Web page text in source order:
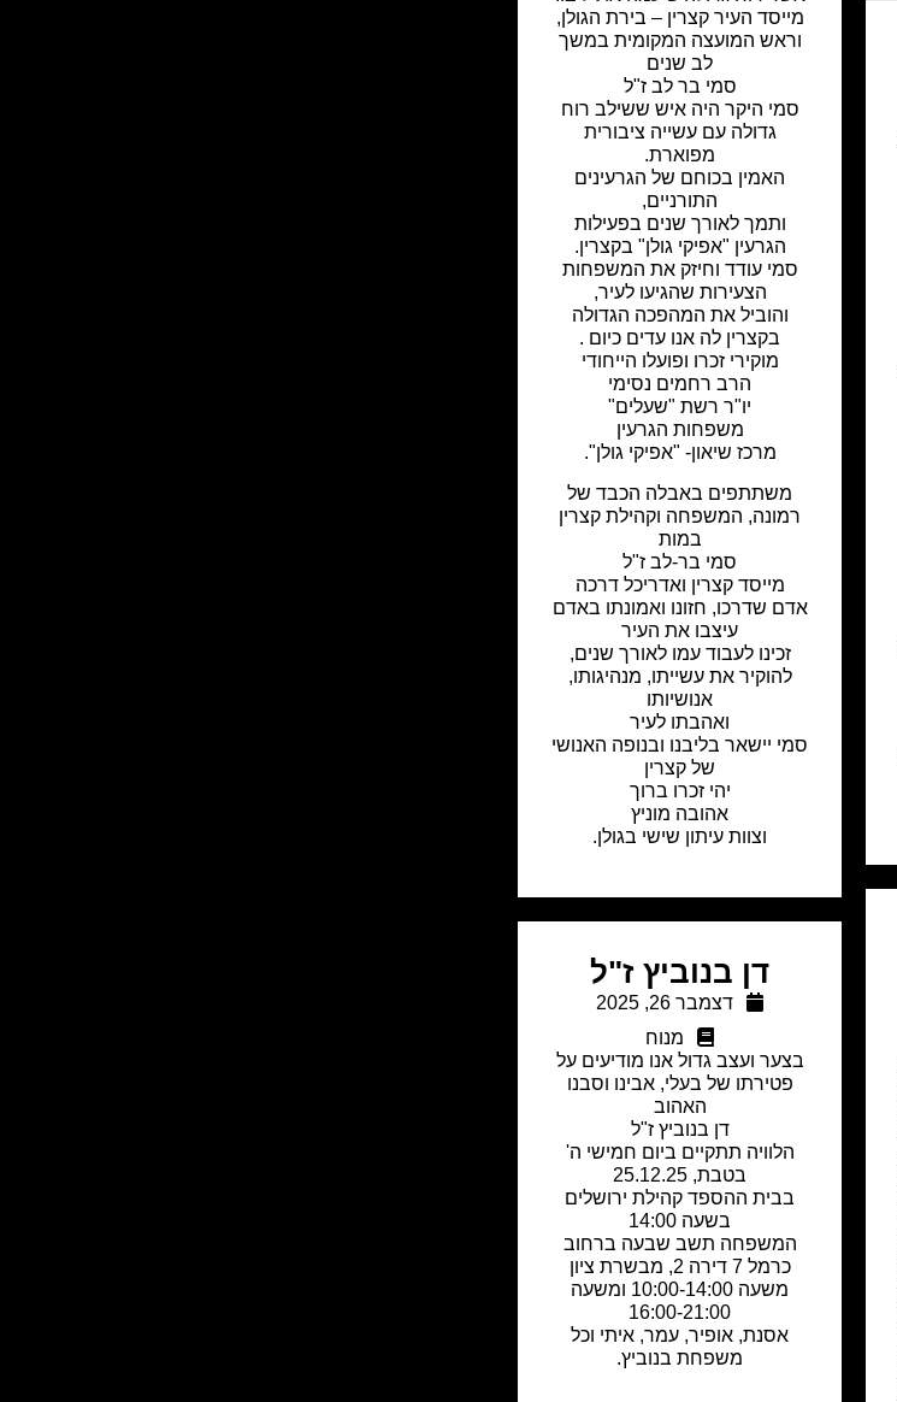
מייסד העיר קצרין – בירת הגולן,
וראש המועצה המקומית במשך
לב שנים
סמי בר לב ז"ל
סמי היקר היה איש ששילב רוח
גדולה עם עשייה ציבורית
מפוארת.
האמין בכוחם של הגרעינים
התורניים,
ותמך לאורך שנים בפעילות
הגרעין "אפיקי גולן" בקצרין.
סמי עודד וחיזק את המשפחות
הצעירות שהגיעו לעיר,
והוביל את המהפכה הגדולה
בקצרין לה אנו עדים כיום .
מוקירי זכרו ופועלו הייחודי
הרב רחמים נסימי
יו"ר רשת "שעלים"
משפחות הגרעין
מרכז שיאון- "אפיקי גולן".
משתתפים באבלה הכבד של
רמונה, המשפחה וקהילת קצרין
במות
סמי בר-לב ז"ל
מייסד קצרין ואדריכל דרכה
אדם שדרכו, חזונו ואמונתו באדם
עיצבו את העיר
זכינו לעבוד עמו לאורך שנים,
להוקיר את עשייתו, מנהיגותו,
אנושיותו
ואהבתו לעיר
סמי יישאר בליבנו ובנופה האנושי
של קצרין
יהי זכרו ברוך
אהובה מוניץ
וצוות עיתון שישי בגולן.
דן בנוביץ ז"ל
דצמבר 26, 2025
מנוח
בצער ועצב גדול אנו מודיעים על
פטירתו של בעלי, אבינו וסבנו
האהוב
דן בנוביץ ז"ל
הלוויה תתקיים ביום חמישי ה'
בטבת, 25.12.25
בבית ההספד קהילת ירושלים
בשעה 14:00
המשפחה תשב שבעה ברחוב
כרמל 7 דירה 2, מבשרת ציון
משעה 10:00-14:00 ומשעה
16:00-21:00
אסנת, אופיר, עמר, איתי וכל
משפחת בנוביץ.